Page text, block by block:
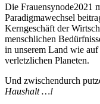
Die Frauensynode2021
Paradigmawechsel
Kerngeschäft der
menschlichen
in unserem Land wie auf
verletzlichen Planeten.
Und zwischendurch
Haushalt …!